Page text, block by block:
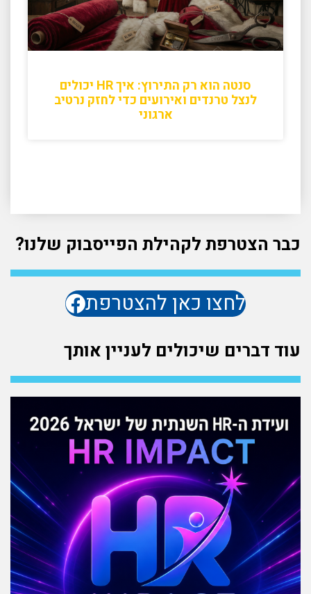
סנטה הוא רק התירוץ: איך HR יכולים
לנצל טרנדים ואירועים כדי לחזק נרטיב
ארגוני
כבר הצטרפת לקהילת הפייסבוק שלנו?
לחצו כאן להצטרפת
עוד דברים שיכולים לעניין אותך